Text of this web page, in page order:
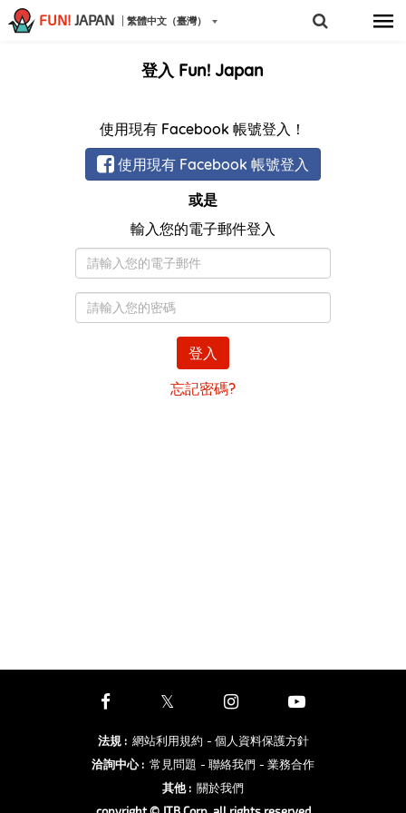
FUN! JAPAN 繁體中文（臺灣）
登入 Fun! Japan
使用現有 Facebook 帳號登入！
使用現有 Facebook 帳號登入
或是
輸入您的電子郵件登入
子
郵
碼
登入
忘記密碼?
法規: 網站利用規約 - 個人資料保護方針
洽詢中心: 常見問題 - 聯絡我們 - 業務合作
其他: 關於我們